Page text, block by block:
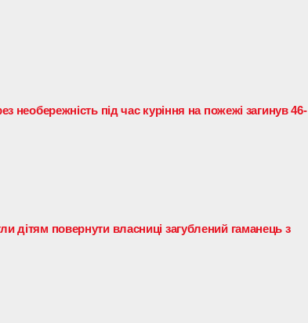
необережність під час куріння на пожежі загинув 46-
дітям повернути власниці загублений гаманець з